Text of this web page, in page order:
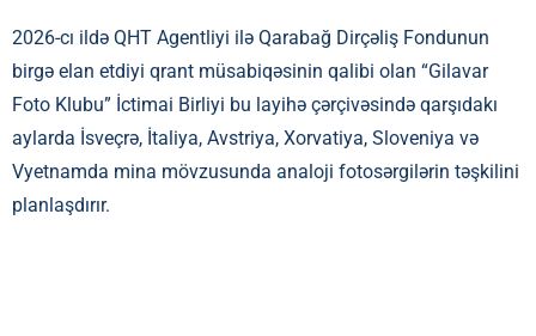
2026-cı ildə QHT Agentliyi ilə Qarabağ Dirçəliş Fondunun
birgə elan etdiyi qrant müsabiqəsinin qalibi olan “Gilavar
Foto Klubu” İctimai Birliyi bu layihə çərçivəsində qarşıdakı
aylarda İsveçrə, İtaliya, Avstriya, Xorvatiya, Sloveniya və
Vyetnamda mina mövzusunda analoji fotosərgilərin təşkilini
planlaşdırır.